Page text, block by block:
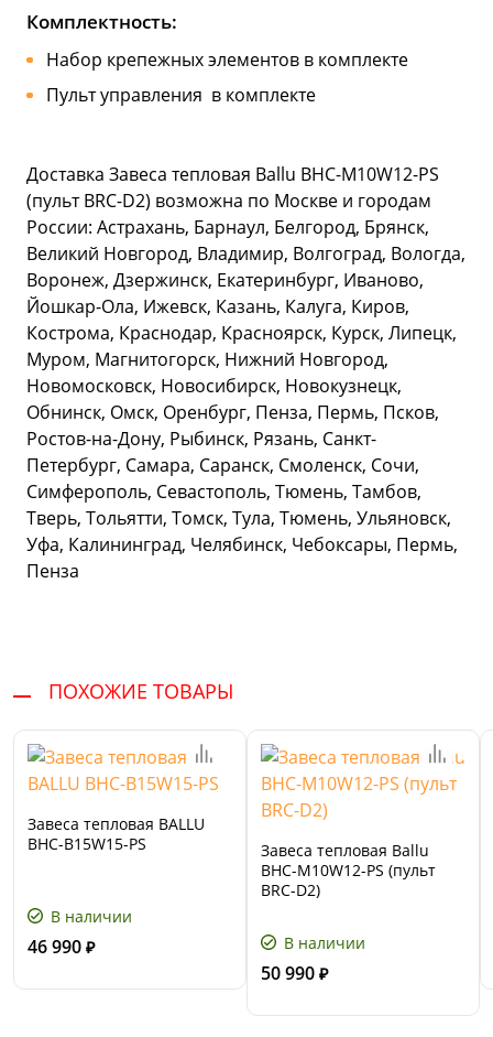
Комплектность:
Набор крепежных элементов в комплекте
Пульт управления в комплекте
Доставка Завеса тепловая Ballu BHC-M10W12-PS
(пульт BRC-D2) возможна по Москве и городам
России: Астрахань, Барнаул, Белгород, Брянск,
Великий Новгород, Владимир, Волгоград, Вологда,
Воронеж, Дзержинск, Екатеринбург, Иваново,
Йошкар-Ола, Ижевск, Казань, Калуга, Киров,
Кострома, Краснодар, Красноярск, Курск, Липецк,
Муром, Магнитогорск, Нижний Новгород,
Новомосковск, Новосибирск, Новокузнецк,
Обнинск, Омск, Оренбург, Пенза, Пермь, Псков,
Ростов-на-Дону, Рыбинск, Рязань, Санкт-
Петербург, Самара, Саранск, Смоленск, Сочи,
Симферополь, Севастополь, Тюмень, Тамбов,
Тверь, Тольятти, Томск, Тула, Тюмень, Ульяновск,
Уфа, Калининград, Челябинск, Чебоксары, Пермь,
Пенза
ПОХОЖИЕ ТОВАРЫ
Завеса тепловая BALLU
BHC-B15W15-PS
В наличии
46 990 ₽
Завеса тепловая Ballu
BHC-M10W12-PS (пульт
BRC-D2)
В наличии
50 990 ₽